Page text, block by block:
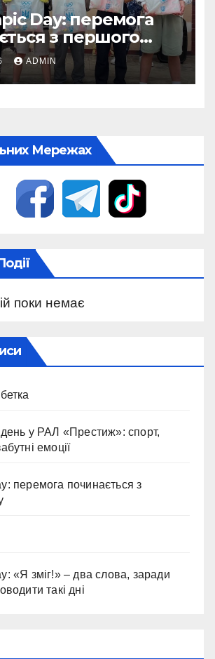
Day: перемога
з першого
ADMIN
Мережах
поки немає
день у РАЛ «Престиж»: спорт,
емоції
перемога починається з
«Я зміг!» – два слова, заради
такі дні